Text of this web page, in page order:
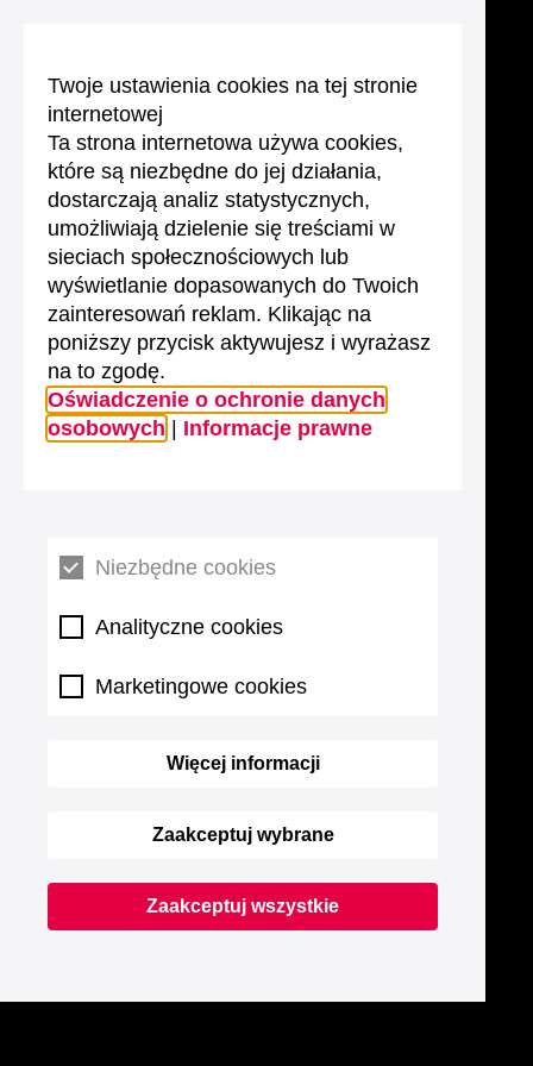
Twoje ustawienia cookies na tej stronie
internetowej
Ta strona internetowa używa cookies,
które są niezbędne do jej działania,
dostarczają analiz statystycznych,
umożliwiają dzielenie się treściami w
sieciach społecznościowych lub
wyświetlanie dopasowanych do Twoich
zainteresowań reklam. Klikając na
poniższy przycisk aktywujesz i wyrażasz
na to zgodę.
Oświadczenie o ochronie danych
osobowych
Informacje prawne
Niezbędne cookies
Analityczne cookies
Marketingowe cookies
Więcej informacji
Zaakceptuj wybrane
Zaakceptuj wszystkie